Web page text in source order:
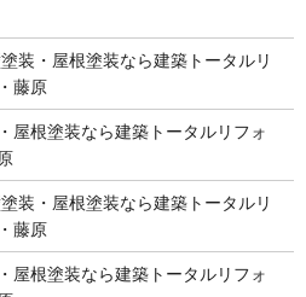
装・屋根塗装なら建築トータルリ
藤原
屋根塗装なら建築トータルリフォ
装・屋根塗装なら建築トータルリ
藤原
屋根塗装なら建築トータルリフォ